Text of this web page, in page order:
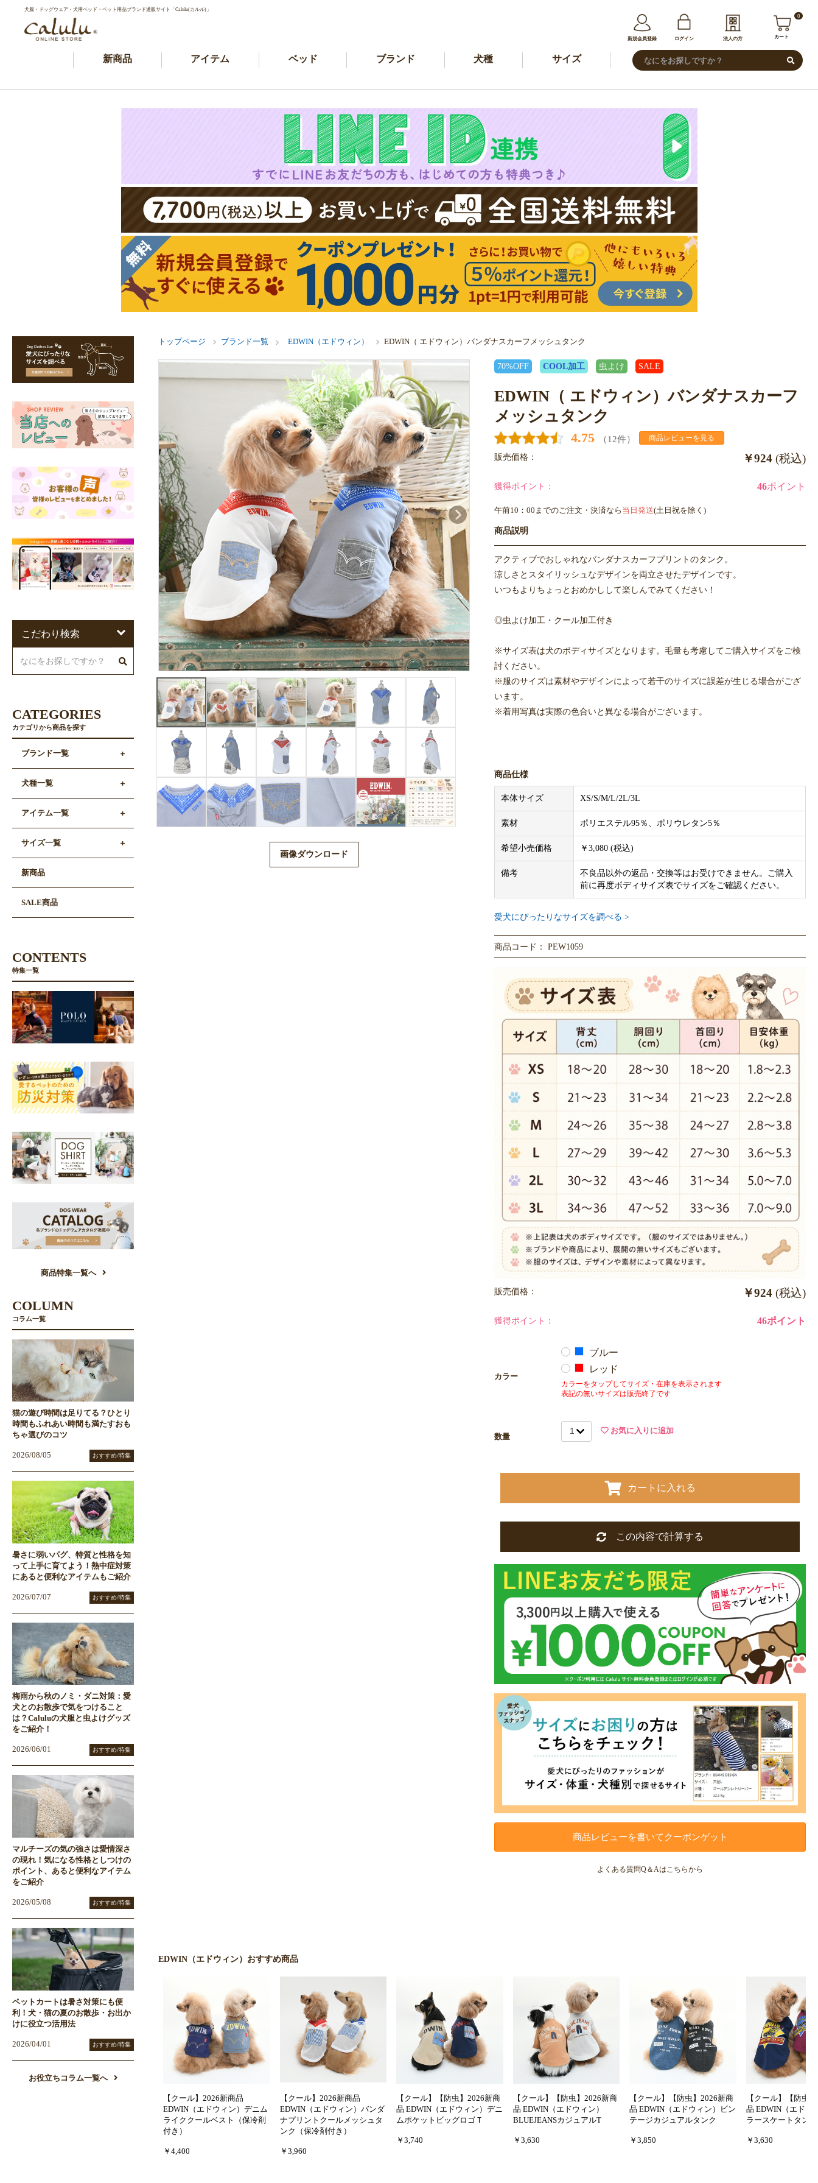
犬服・ドッグウェア・犬用ベッド・ペット用品ブランド通販サイト「Calulu(カルル)」
新規会員登録 ログイン 法人の方
0
カート
新商品 アイテム ベッド ブランド 犬種 サイズ
トップページ ブランド一覧 EDWIN（エドウィン） EDWIN（ エドウィン）バンダナスカーフメッシュタンク
画像ダウンロード
70%OFF COOL加工 虫よけ SALE
EDWIN（ エドウィン）バンダナスカーフ
メッシュタンク
4.75 （12件） 商品レビューを見る
販売価格： ￥924 (税込)
獲得ポイント： 46ポイント
午前10：00までのご注文・決済なら 当日発送(土日祝を除く)
商品説明
アクティブでおしゃれなバンダナスカーフプリントのタンク。
涼しさとスタイリッシュなデザインを両立させたデザインです。
いつもよりちょっとおめかしして楽しんでみてください！
◎虫よけ加工・クール加工付き
※サイズ表は犬のボディサイズとなります。毛量も考慮してご購入サイズをご検
討ください。
※服のサイズは素材やデザインによって若干のサイズに誤差が生じる場合がござ
います。
※着用写真は実際の色合いと異なる場合がございます。
商品仕様
本体サイズ XS/S/M/L/2L/3L
素材 ポリエステル95％、ポリウレタン5％
希望小売価格 ￥3,080 (税込)
備考
不良品以外の返品・交換等はお受けできません。ご購入
前に再度ボディサイズ表でサイズをご確認ください。
愛犬にぴったりなサイズを調べる >
商品コード： PEW1059
販売価格： ￥924 (税込)
獲得ポイント： 46ポイント
カラー
ブルー
レッド
カラーをタップしてサイズ・在庫を表示されます
表記の無いサイズは販売終了です
数量
お気に入りに追加
カートに入れる
カートへ進む
この内容で計算する
商品レビューを書いてクーポンゲット
よくある質問Q＆Aはこちらから
EDWIN（エドウィン）おすすめ商品
【クール】2026新商品
EDWIN（エドウィン）デニム
ライククールベスト（保冷剤
付き）
￥4,400
【クール】2026新商品
EDWIN（エドウィン）バンダ
ナプリントクールメッシュタ
ンク（保冷剤付き）
￥3,960
【クール】【防虫】2026新商
品 EDWIN（エドウィン）デニ
ムポケットビッグロゴＴ
￥3,740
【クール】【防虫】2026新商
品 EDWIN（エドウィン）
BLUEJEANSカジュアルT
￥3,630
【クール】【防虫】2026新商
品 EDWIN（エドウィン）ビン
テージカジュアルタンク
￥3,850
【クール】【防虫
品 EDWIN（エドウ
ラースケートタンク
￥3,630
こだわり検索
CATEGORIES
カテゴリから商品を探す
ブランド一覧
犬種一覧
アイテム一覧
サイズ一覧
新商品
SALE商品
CONTENTS
特集一覧
商品特集一覧へ
COLUMN
コラム一覧
猫の遊び時間は足りてる？ひとり
時間もふれあい時間も満たすおも
ちゃ選びのコツ
2026/08/05 おすすめ/特集
暑さに弱いパグ、特質と性格を知
って上手に育てよう！熱中症対策
にあると便利なアイテムもご紹介
2026/07/07 おすすめ/特集
梅雨から秋のノミ・ダニ対策：愛
犬とのお散歩で気をつけること
は？Caluluの犬服と虫よけグッズ
をご紹介！
2026/06/01 おすすめ/特集
マルチーズの気の強さは愛情深さ
の現れ！気になる性格としつけの
ポイント、あると便利なアイテム
をご紹介
2026/05/08 おすすめ/特集
ペットカートは暑さ対策にも便
利！犬・猫の夏のお散歩・お出か
けに役立つ活用法
2026/04/01 おすすめ/特集
お役立ちコラム一覧へ